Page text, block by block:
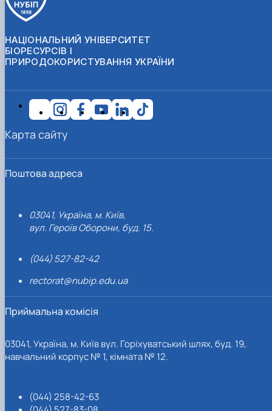
НАЦІОНАЛЬНИЙ УНІВЕРСИТЕТ
БІОРЕСУРСІВ І
ПРИРОДОКОРИСТУВАННЯ УКРАЇНИ
Поштова адреса
03041, Україна, м. Київ,
вул. Героїв Оборони, буд. 15.
(044) 527-82-42
rectorat@nubip.edu.ua
Приймальна комісія
03041, Україна, м. Київ вул. Горіхуватський шлях, буд. 19,
навчальний корпус № 1, кімната № 12.
(044) 258-42-63
Карта сайту